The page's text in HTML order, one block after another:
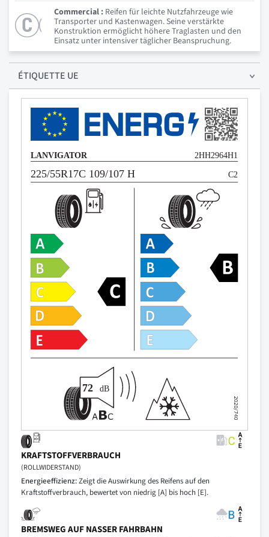
Commercial : Reifen für leichte Nutzfahrzeuge wie
Transporter und Kastenwagen. Seine verstärkte
Konstruktion ermöglicht höhere Traglasten und den
Einsatz unter intensiver täglicher Beanspruchung.
ÉTIQUETTE UE
KRAFTSTOFFVERBRAUCH
(ROLLWIDERSTAND)
Energieeffizienz:Zeigt die Auswirkung des Reifens auf den
Kraftstoffverbrauch, bewertet von niedrig [A] bis hoch [E].
BREMSWEG AUF NASSER FAHRBAHN